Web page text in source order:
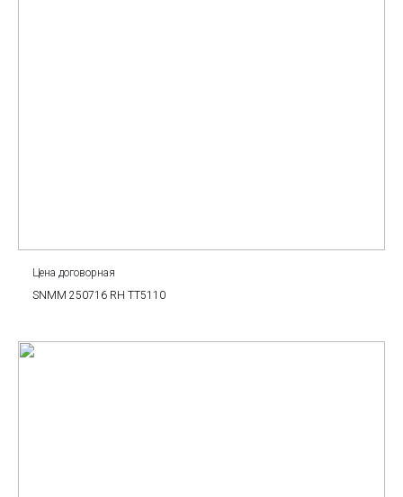
Цена договорная
SNMM 250716 RH TT5110